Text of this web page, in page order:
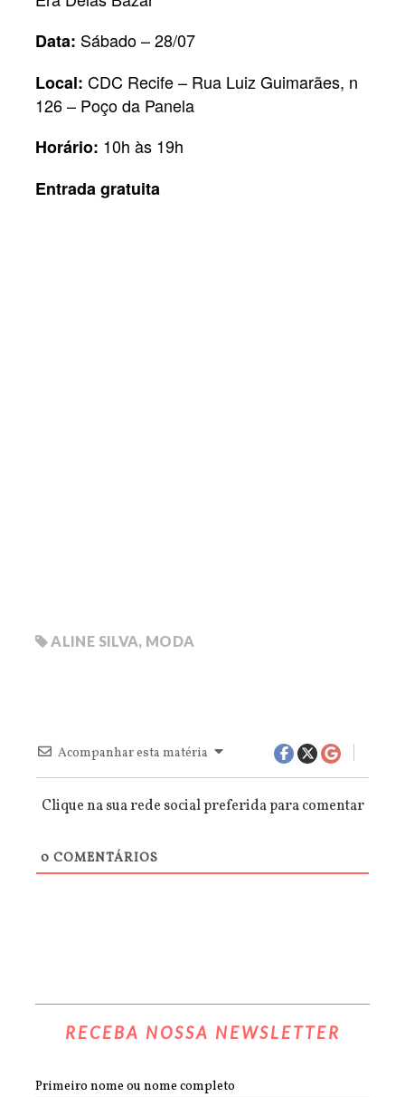
Data: Sábado – 28/07
Local: CDC Recife – Rua Luiz Guimarães, n
126 – Poço da Panela
Horário: 10h às 19h
Entrada gratuita
ALINE SILVA, MODA
Acompanhar esta matéria
Clique na sua rede social preferida para comentar
0 COMENTÁRIOS
RECEBA NOSSA NEWSLETTER
Primeiro nome ou nome completo